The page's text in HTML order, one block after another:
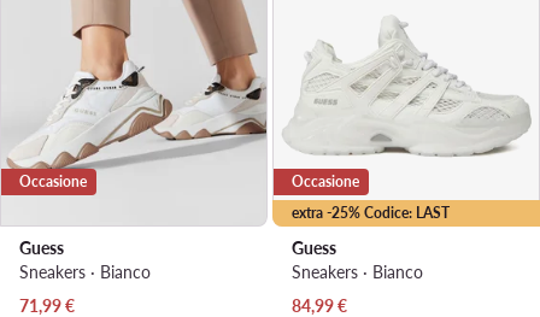
Occasione
Guess
Sneakers · Bianco
Prezzo attuale
71,99€
extra -25% Codice: LAST
Occasione
Guess
Sneakers · Bianco
Prezzo attuale
84,99€